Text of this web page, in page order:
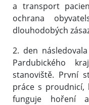
a transport
ochrana
dlouhodobých
2. den
Pardubického
stanoviště. První
práce s proudnicí,
funguje hoření